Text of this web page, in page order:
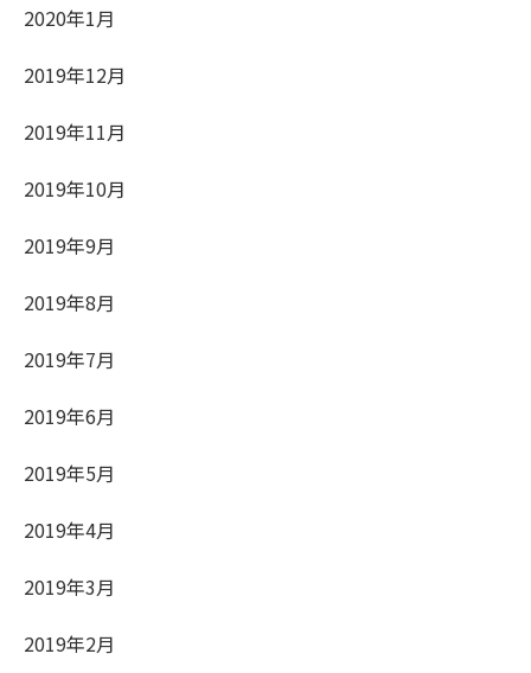
2020年1月
2019年12月
2019年11月
2019年10月
2019年9月
2019年8月
2019年7月
2019年6月
2019年5月
2019年4月
2019年3月
2019年2月